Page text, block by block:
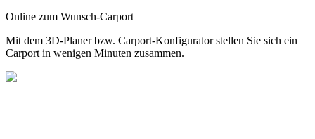
Online zum Wunsch-Carport
Mit dem 3D-Planerbzw. Carport-Konfiguratorstellen Sie sich ein
Carport in wenigen Minuten zusammen.